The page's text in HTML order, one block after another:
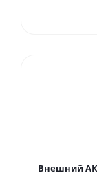
Внешний